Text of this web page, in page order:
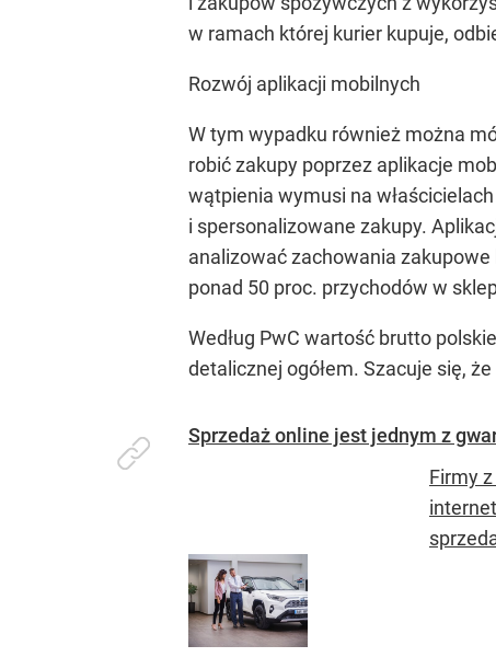
w ramach której kurier kupuje,
Rozwój aplikacji mobilnych
W tym wypadku również można
robić zakupy poprzez aplikacje
wątpienia wymusi na
i spersonalizowane zakupy.
analizować zachowania
ponad 50 proc. przychodów w
Według PwC wartość brutto
detalicznej ogółem. Szacuje się,
Sprzedaż online jest jednym z
Firmy